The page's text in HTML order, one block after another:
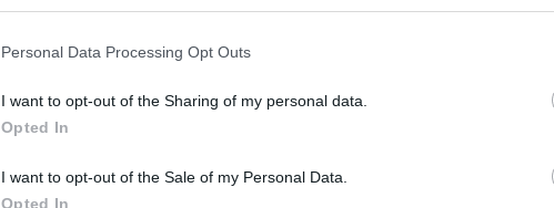
Personal Data Processing Opt Outs
I want to opt-out of the Sharing of my personal data.
Opted In
I want to opt-out of the Sale of my Personal Data.
Opted In
Un anno di Covid in Italia e i nemici
della libertà sono sempre gli stessi: